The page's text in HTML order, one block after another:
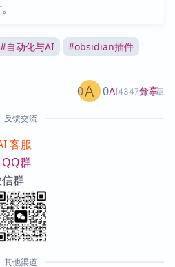
#自动化与AI #obsidian插件
AI4347篇文章
0 0 分享
反馈交流
客服
QQ群
群
其他渠道